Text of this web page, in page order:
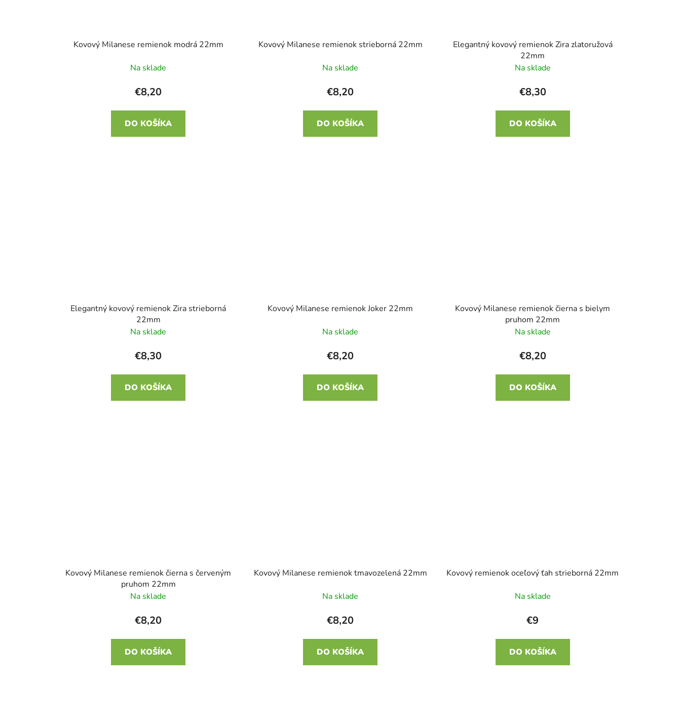
Kovový Milanese remienok modrá 22mm
Na sklade
€8,20
DO KOŠÍKA
Kovový Milanese remienok strieborná 22mm
Na sklade
€8,20
DO KOŠÍKA
Elegantný kovový remienok Zira zlatoružová
22mm
Na sklade
€8,30
DO KOŠÍKA
Elegantný kovový remienok Zira strieborná
22mm
Na sklade
€8,30
DO KOŠÍKA
Kovový Milanese remienok Joker 22mm
Na sklade
€8,20
DO KOŠÍKA
Kovový Milanese remienok čierna s bielym
pruhom 22mm
Na sklade
€8,20
DO KOŠÍKA
Kovový Milanese remienok čierna s červeným
pruhom 22mm
Na sklade
€8,20
DO KOŠÍKA
Kovový Milanese remienok tmavozelená 22mm
Na sklade
€8,20
DO KOŠÍKA
Kovový remienok oceľový ťah strieborná 22mm
Na sklade
€9
DO KOŠÍKA